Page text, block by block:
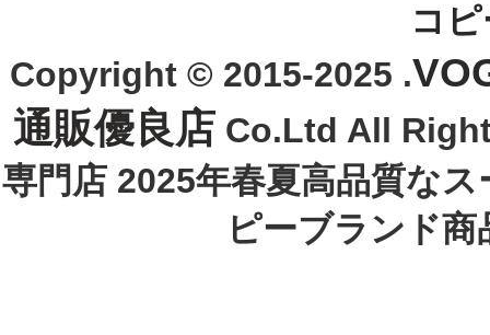
コ
Copyright © 2015-2025 .
通販優良店 Co.Ltd All
専門店 2025年春夏高品質な
ピーブランド